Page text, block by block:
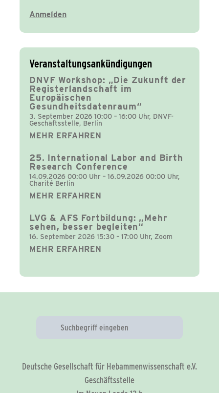
Veranstaltungsankündigungen
DNVF Workshop: „Die Zukunft der
Registerlandschaft im
Europäischen
Gesundheitsdatenraum“
3. September 2026 10:00 – 16:00 Uhr, DNVF-
Geschäftsstelle, Berlin
MEHR ERFAHREN
25. International Labor and Birth
Research Conference
14.09.2026 00:00 Uhr – 16.09.2026 00:00 Uhr,
Charité Berlin
MEHR ERFAHREN
LVG & AFS Fortbildung: „Mehr
sehen, besser begleiten“
16. September 2026 15:30 – 17:00 Uhr, Zoom
MEHR ERFAHREN
Deutsche Gesellschaft für Hebammenwissenschaft e.V.
Geschäftsstelle